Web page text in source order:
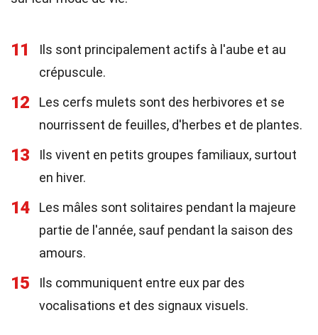
11
Ils sont principalement actifs à l'aube et au
crépuscule.
12
Les cerfs mulets sont des herbivores et se
nourrissent de feuilles, d'herbes et de plantes.
13
Ils vivent en petits groupes familiaux, surtout
en hiver.
14
Les mâles sont solitaires pendant la majeure
partie de l'année, sauf pendant la saison des
amours.
15
Ils communiquent entre eux par des
vocalisations et des signaux visuels.